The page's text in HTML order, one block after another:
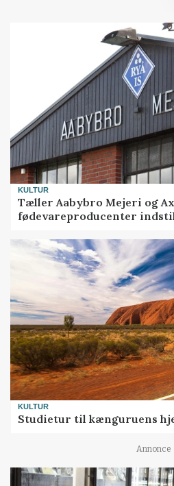
KULTUR
Tæller Aabybro Mejeri og
fødevareproducenter
KULTUR
Studietur til kænguruens
Annonce